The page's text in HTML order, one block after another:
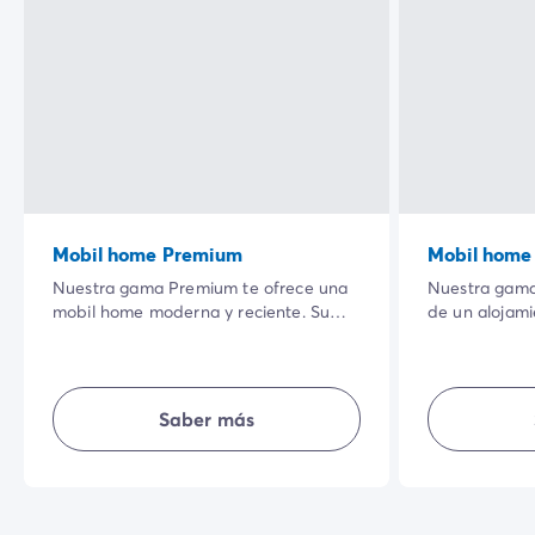
Mobil home Premium
Nuestra gama Premium te ofrece una
mobil home moderna y reciente. Su
calidad de sus equipamientos
interiores harán que tus vacaciones
sean aún más agradables.
Saber más
Mobil
Nuestra
de un
equipada,
sencillez,
unas